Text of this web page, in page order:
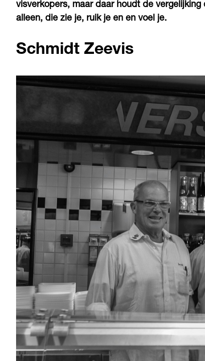
visverkopers, maar daar houdt de
alleen, die zie je, ruik je en en voel je.
Schmidt Zeevis